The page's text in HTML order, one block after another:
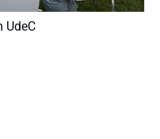
UdeC